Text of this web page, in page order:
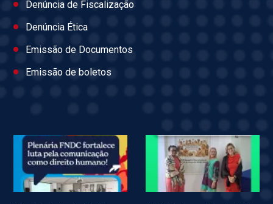
Denúncia de Fiscalização
Denúncia Ética
Emissão de Documentos
Emissão de boletos